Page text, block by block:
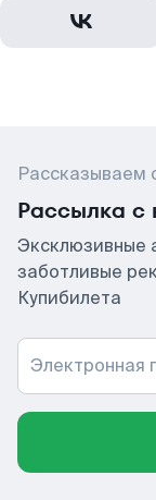
Рассказываем
Рассылка с
Эксклюзивные
заботливые
Купибилета
Электронная